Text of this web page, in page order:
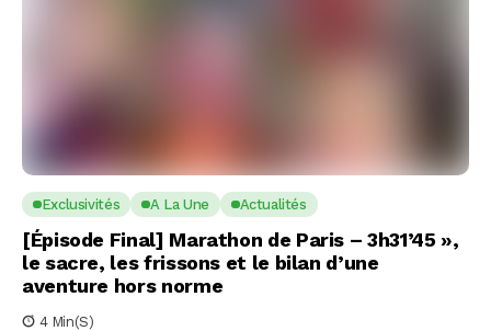
Exclusivités A La Une Actualités
[Épisode Final] Marathon de Paris – 3h31’45 »,
le sacre, les frissons et le bilan d’une
aventure hors norme
4 Min(s)